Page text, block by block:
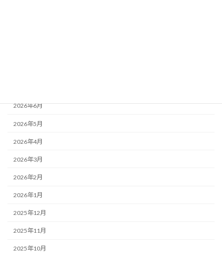
2026年6月
2026年5月
2026年4月
2026年3月
2026年2月
2026年1月
2025年12月
2025年11月
2025年10月